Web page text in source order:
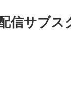
信サブス